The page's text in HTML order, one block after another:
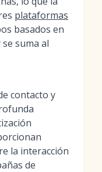
plataformas
basados en
suma al
contacto y
la interacción
de